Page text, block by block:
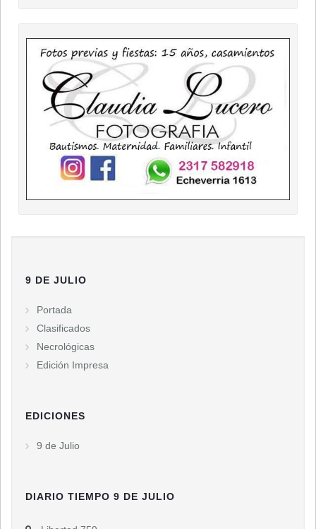
9 DE JULIO
Portada
Clasificados
Necrológicas
Edición Impresa
EDICIONES
9 de Julio
DIARIO TIEMPO 9 DE JULIO